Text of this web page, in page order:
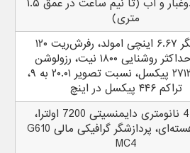
متری)
نمایشگر ۶.۶۷ اینچی امولد، رفرش‌ریت ۱۲۰
هرتز، حداکثر روشنایی ۱۸۰۰ نیت، رزولوشن
۱۲۲۰ در ۲۷۱۲ پیکسل، نسبت تصویر ۲۰.۰۱ به ۹،
تراکم ۴۴۶ پیکسل در اینچ
تراشه 4 نانومتری دایمنسیتی 7200 اولترا،
هشت هسته‌ای، پردازشگر گرافیکی مالی G610
MC4